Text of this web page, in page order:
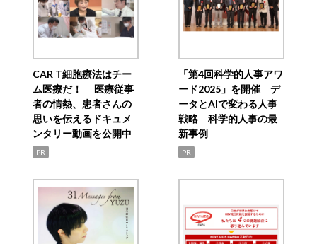
CAR T細胞療法はチー
ム医療だ！ 医療従事
者の情熱、患者さんの
思いを伝えるドキュメ
ンタリー動画を公開中
PR
「第4回科学的人事アワ
ード2025」を開催 デ
ータとAIで変わる人事
戦略 科学的人事の最
新事例
PR